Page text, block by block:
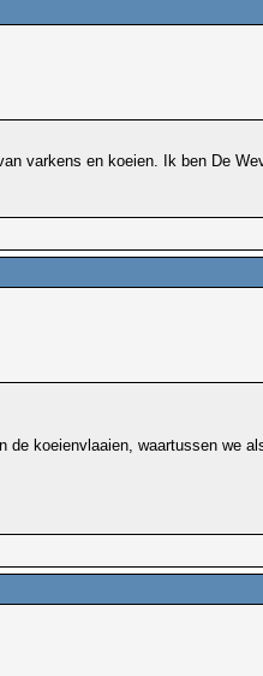
varkens en koeien. Ik ben De
koeienvlaaien, waartussen we